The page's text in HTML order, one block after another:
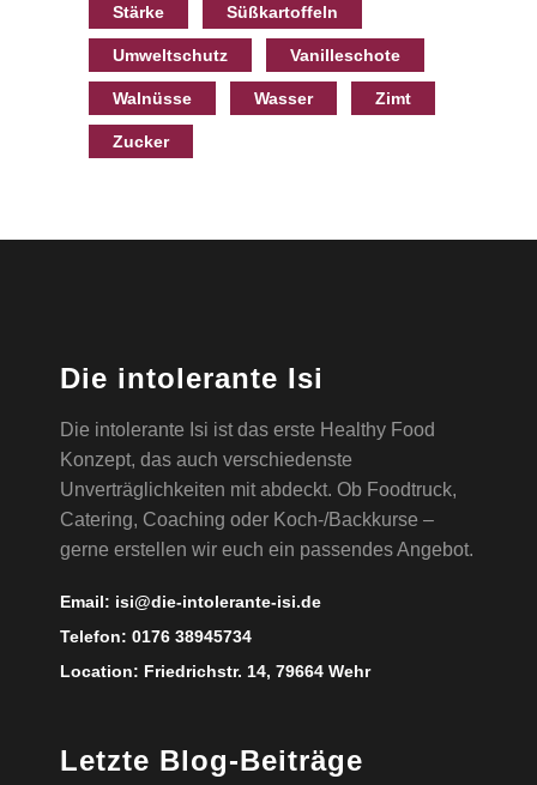
Stärke Süßkartoffeln
Umweltschutz Vanilleschote
Walnüsse Wasser Zimt
Zucker
Die intolerante Isi
Die intolerante Isi ist das erste Healthy Food
Konzept, das auch verschiedenste
Unverträglichkeiten mit abdeckt. Ob Foodtruck,
Catering, Coaching oder Koch-/Backkurse –
gerne erstellen wir euch ein passendes Angebot.
Email: isi@die-intolerante-isi.de
Telefon: 0176 38945734
Location: Friedrichstr. 14, 79664 Wehr
Letzte Blog-Beiträge